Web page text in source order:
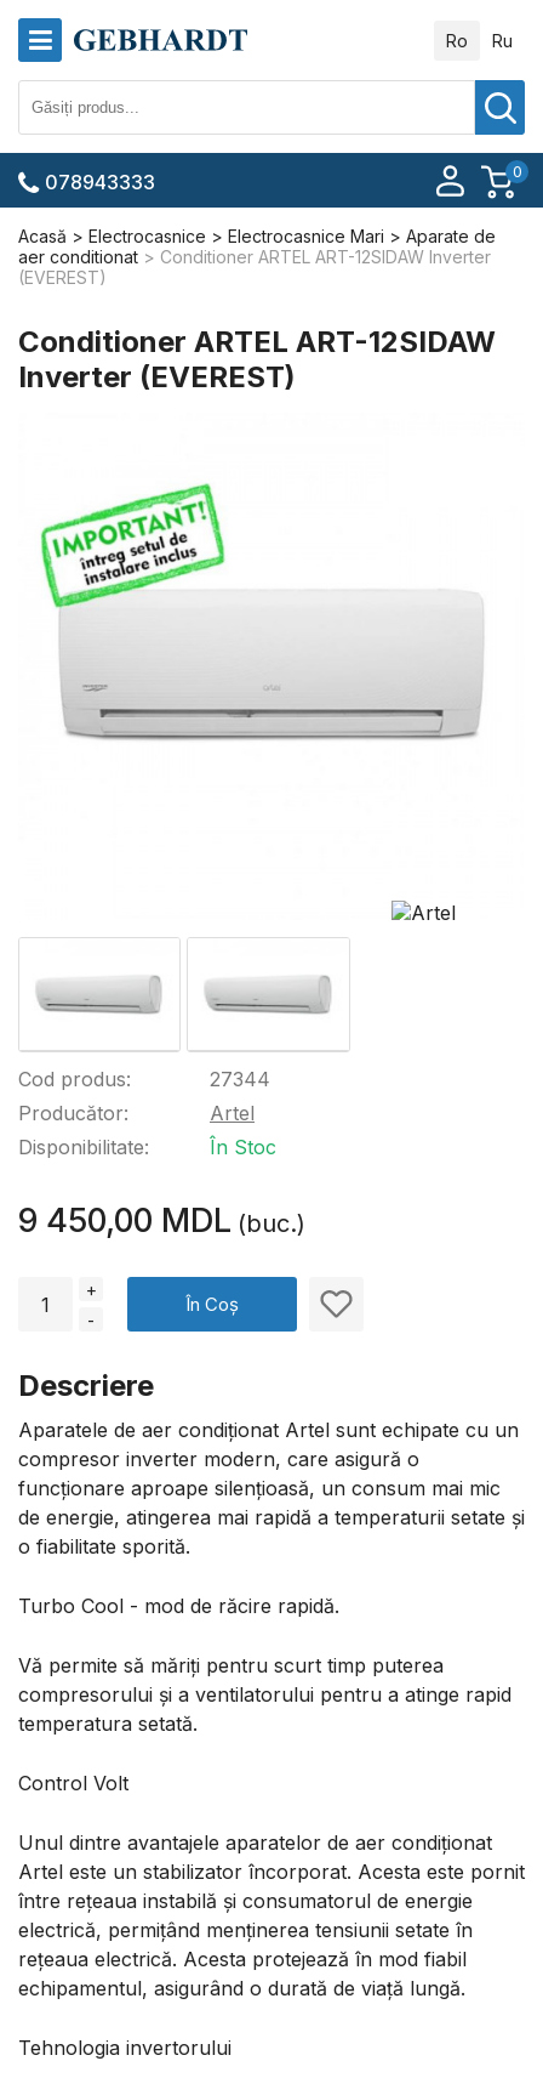
Ro Ru
0
078943333
Acasă Electrocasnice Electrocasnice Mari
Aparate de
aer conditionat
Conditioner ARTEL ART-12SIDAW Inverter
(EVEREST)
Conditioner ARTEL ART-12SIDAW
Inverter (EVEREST)
Cod produs:
Producător:
Disponibilitate:
27344
Artel
În Stoc
9 450,00 MDL (buc.)
+
-
În Coș
Descriere
Aparatele de aer condiționat Artel sunt echipate cu un
compresor inverter modern, care asigură o
funcționare aproape silențioasă, un consum mai mic
de energie, atingerea mai rapidă a temperaturii setate și
o fiabilitate sporită.
Turbo Cool - mod de răcire rapidă.
Vă permite să măriți pentru scurt timp puterea
compresorului și a ventilatorului pentru a atinge rapid
temperatura setată.
Control Volt
Unul dintre avantajele aparatelor de aer condiționat
Artel este un stabilizator încorporat. Acesta este pornit
între rețeaua instabilă și consumatorul de energie
electrică, permițând menținerea tensiunii setate în
rețeaua electrică. Acesta protejează în mod fiabil
echipamentul, asigurând o durată de viață lungă.
Tehnologia invertorului